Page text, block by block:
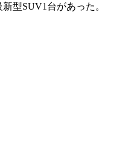
型SUV1台があった。